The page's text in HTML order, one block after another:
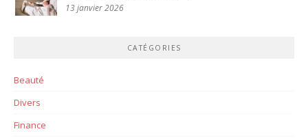
13 janvier 2026
CATÉGORIES
Beauté
Divers
Finance